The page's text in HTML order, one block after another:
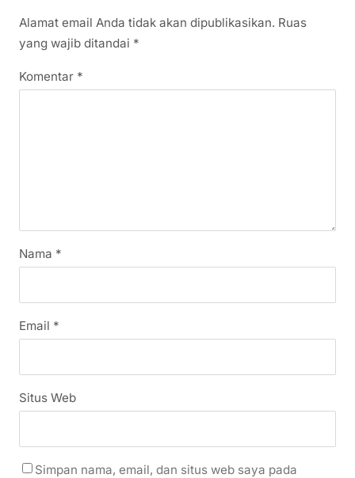
Alamat email Anda tidak akan dipublikasikan. Ruas
yang wajib ditandai *
Komentar *
Nama *
Email *
Situs Web
Simpan nama, email, dan situs web saya pada